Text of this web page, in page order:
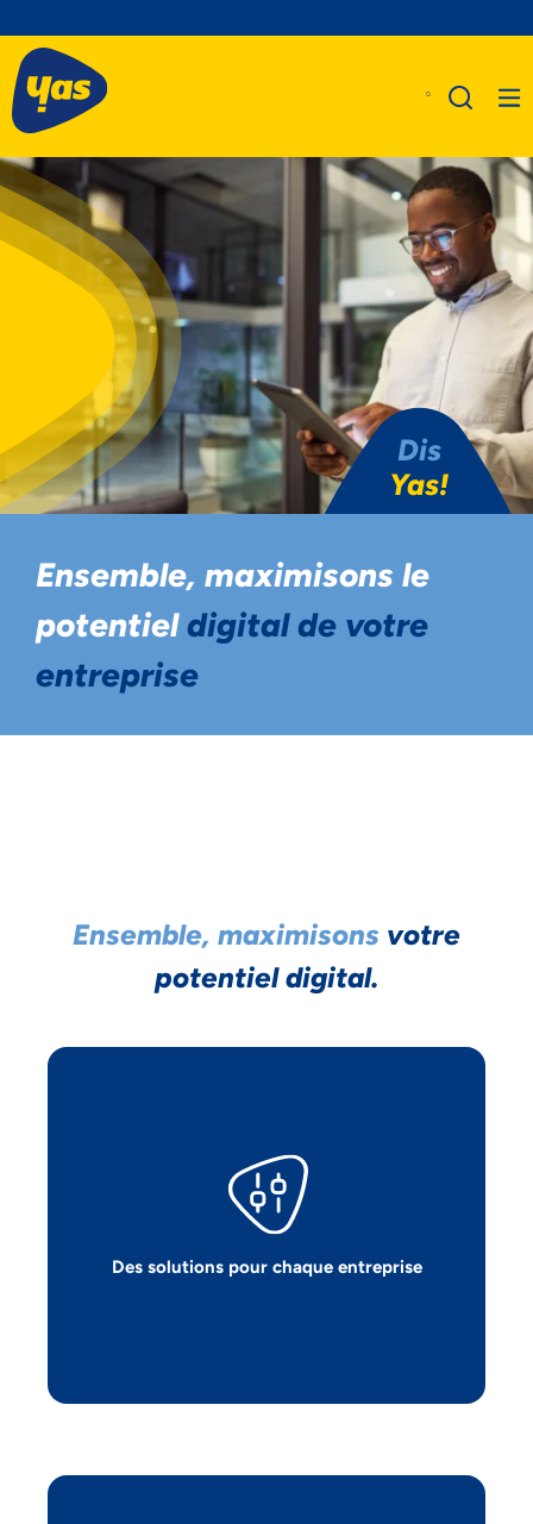
A Propos De Nous
Produits
Business
Assistance
Dis
Yas!
Ensemble, maximisons le
potentieldigital de votre
entreprise
Ensemble, maximisons votre
potentiel digital.
Des solutions pour chaque entreprise
Que vous soyez une grande entreprise,
un gouvernement ou une ambitieuse
répondre à vos besoins spécifiques.